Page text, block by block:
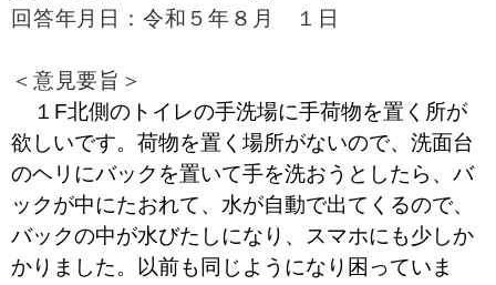
回答年月日：令和５年８月 １日
＜意見要旨＞
１F北側のトイレの手洗場に手荷物を置く所が
欲しいです。荷物を置く場所がないので、洗面台
のヘリにバックを置いて手を洗おうとしたら、バ
ックが中にたおれて、水が自動で出てくるので、
バックの中が水びたしになり、スマホにも少しか
かりました。以前も同じようになり困っていま